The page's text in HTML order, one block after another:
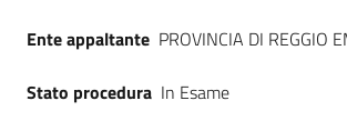
Ente appaltante PROVINCIA DI REGGIO
Stato procedura In Esame